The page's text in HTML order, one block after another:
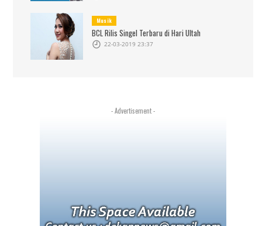
Musik
BCL Rilis Singel Terbaru di Hari Ultah
22-03-2019 23:37
- Advertisement -